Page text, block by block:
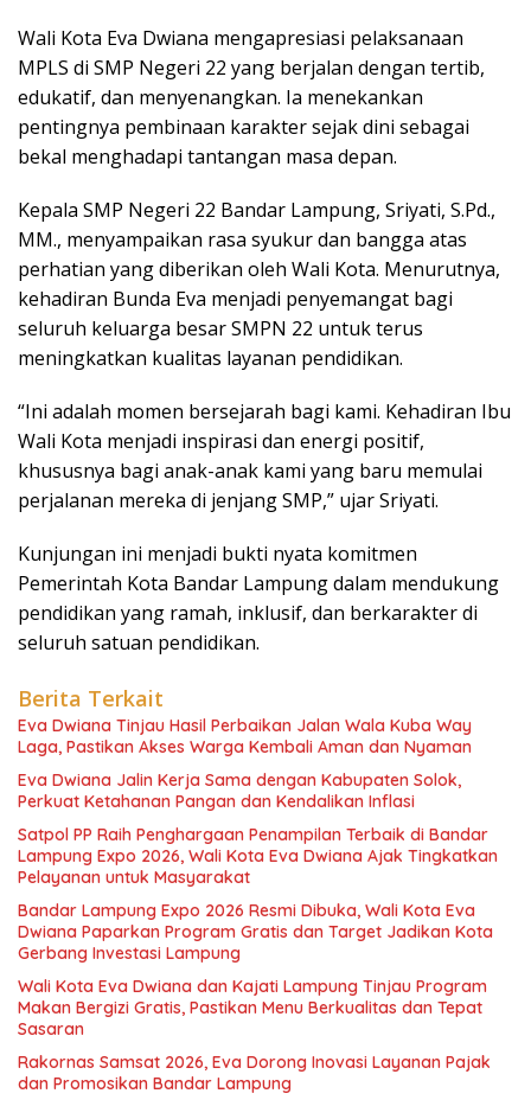
Wali Kota Eva Dwiana mengapresiasi pelaksanaan
MPLS di SMP Negeri 22 yang berjalan dengan tertib,
edukatif, dan menyenangkan. Ia menekankan
pentingnya pembinaan karakter sejak dini sebagai
bekal menghadapi tantangan masa depan.
Kepala SMP Negeri 22 Bandar Lampung, Sriyati, S.Pd.,
MM., menyampaikan rasa syukur dan bangga atas
perhatian yang diberikan oleh Wali Kota. Menurutnya,
kehadiran Bunda Eva menjadi penyemangat bagi
seluruh keluarga besar SMPN 22 untuk terus
meningkatkan kualitas layanan pendidikan.
“Ini adalah momen bersejarah bagi kami. Kehadiran Ibu
Wali Kota menjadi inspirasi dan energi positif,
khususnya bagi anak-anak kami yang baru memulai
perjalanan mereka di jenjang SMP,” ujar Sriyati.
Kunjungan ini menjadi bukti nyata komitmen
Pemerintah Kota Bandar Lampung dalam mendukung
pendidikan yang ramah, inklusif, dan berkarakter di
seluruh satuan pendidikan.
Berita Terkait
Eva Dwiana Tinjau Hasil Perbaikan Jalan Wala Kuba Way
Laga, Pastikan Akses Warga Kembali Aman dan Nyaman
Eva Dwiana Jalin Kerja Sama dengan Kabupaten Solok,
Perkuat Ketahanan Pangan dan Kendalikan Inflasi
Satpol PP Raih Penghargaan Penampilan Terbaik di Bandar
Lampung Expo 2026, Wali Kota Eva Dwiana Ajak Tingkatkan
Pelayanan untuk Masyarakat
Bandar Lampung Expo 2026 Resmi Dibuka, Wali Kota Eva
Dwiana Paparkan Program Gratis dan Target Jadikan Kota
Gerbang Investasi Lampung
Wali Kota Eva Dwiana dan Kajati Lampung Tinjau Program
Makan Bergizi Gratis, Pastikan Menu Berkualitas dan Tepat
Sasaran
Rakornas Samsat 2026, Eva Dorong Inovasi Layanan Pajak
dan Promosikan Bandar Lampung